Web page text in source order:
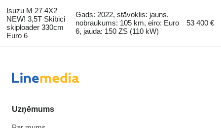
Isuzu M 27 4X2
NEW! 3,5T Skibici
skiploader 330cm
Euro 6
Gads: 2022, stāvoklis: jauns,
nobraukums: 105 km, eiro: Euro
6, jauda: 150 ZS (110 kW)
53 400 €
Uzņēmums